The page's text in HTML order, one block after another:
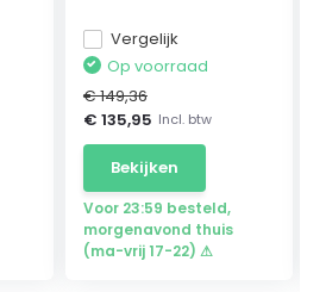
Vergelijk
Op voorraad
€ 149,36
€ 135,95 Incl. btw
Bekijken
Voor 23:59 besteld,
morgenavond thuis
(ma-vrij 17-22) ⚠